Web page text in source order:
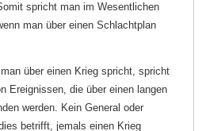
spricht man im Wesentlichen
man über einen Schlachtplan
über einen Krieg spricht, spricht
Ereignissen, die über einen langen
werden. Kein General oder
betrifft, jemals einen Krieg